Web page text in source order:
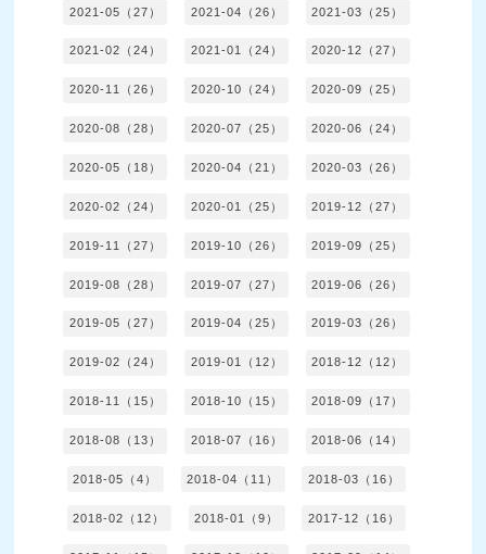
2021-05（27） 2021-04（26） 2021-03（25）
2021-02（24） 2021-01（24） 2020-12（27）
2020-11（26） 2020-10（24） 2020-09（25）
2020-08（28） 2020-07（25） 2020-06（24）
2020-05（18） 2020-04（21） 2020-03（26）
2020-02（24） 2020-01（25） 2019-12（27）
2019-11（27） 2019-10（26） 2019-09（25）
2019-08（28） 2019-07（27） 2019-06（26）
2019-05（27） 2019-04（25） 2019-03（26）
2019-02（24） 2019-01（12） 2018-12（12）
2018-11（15） 2018-10（15） 2018-09（17）
2018-08（13） 2018-07（16） 2018-06（14）
2018-05（4） 2018-04（11） 2018-03（16）
2018-02（12） 2018-01（9） 2017-12（16）